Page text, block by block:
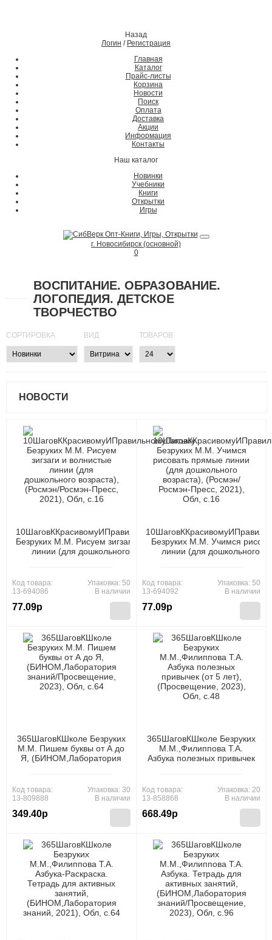
Назад
Логин / Регистрация
Главная
Каталог
Прайс-листы
Корзина
Новости
Поиск
Оплата
Доставка
Акции
Информация
Контакты
Наш каталог
Новинки
Учебники
Книги
Открытки
Игры
г. Новосибирск (основной)
0
ВОСПИТАНИЕ. ОБРАЗОВАНИЕ.
ЛОГОПЕДИЯ. ДЕТСКОЕ
ТВОРЧЕСТВО
СОРТИРОВКА ВИД ТОВАРОВ
НОВОСТИ
10ШаговККрасивомуИПравильномуПисьму
Безруких М.М. Рисуем зигзаги и волнистые
линии (для дошкольного возраста),
Код товара:
13-694086
77.09р
Упаковка: 50
В наличии
Безруких М.М. Учимся
линии (для дошкольного
Код товара:
13-694092
77.09р
Упаковка: 50
В наличии
365ШаговКШколе Безруких
М.М. Пишем буквы от А до
Я, (БИНОМ,Лаборатория
Код товара:
13-809888
349.40р
Упаковка: 30
В наличии
365ШаговКШколе Безруких
М.М.,Филиппова Т.А.
Азбука полезных привычек
Код товара:
13-858868
668.49р
Упаковка: 20
В наличии